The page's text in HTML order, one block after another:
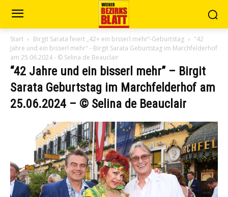
Start Birgit Sarata feiert „42+ ein bisserl mehr“-Geburtstag
"42
Jahre und ein bisserl mehr" - Birgit Sarata Geburtstag im Marchfelderhof
am 25.06.2024 - © Selina de Beauclair
“42 Jahre und ein bisserl mehr” – Birgit
Sarata Geburtstag im Marchfelderhof am
25.06.2024 – © Selina de Beauclair